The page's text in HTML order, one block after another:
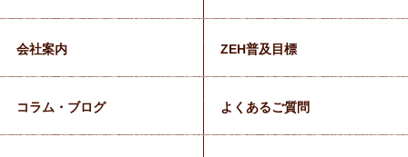
会社案内 ZEH普及目標
コラム・ブログ よくあるご質問